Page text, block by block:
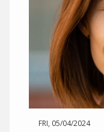
FRI, 05/04/2024